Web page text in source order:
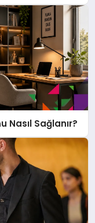
Nasıl Sağlanır?